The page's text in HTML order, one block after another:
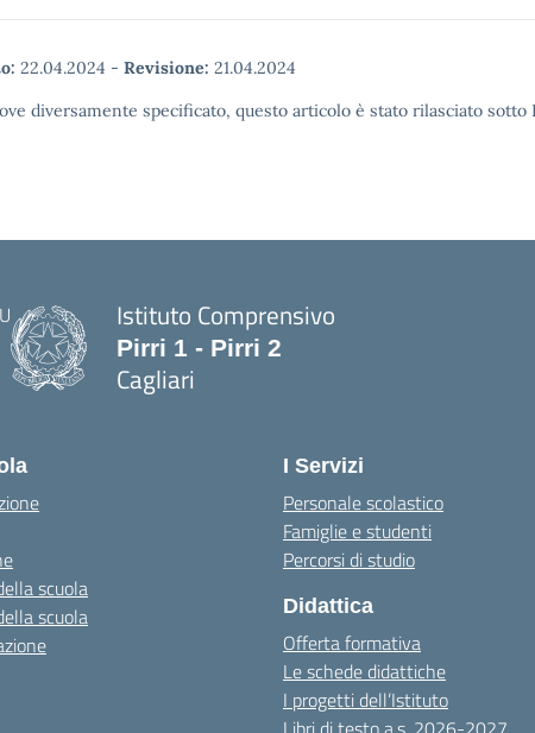
22.04.2024 - Revisione: 21.04.2024
diversamente specificato, questo articolo è stato rilasciato
Istituto Comprensivo
Pirri 1 - Pirri 2
Cagliari
scuola
scuola
I Servizi
Personale scolastico
Famiglie e studenti
Percorsi di studio
Didattica
Offerta formativa
Le schede didattiche
I progetti dell’Istituto